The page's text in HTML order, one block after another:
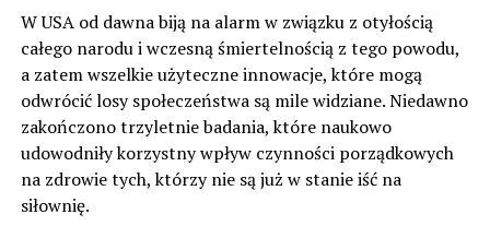
W USA od dawna biją na alarm w związku z otyłością
całego narodu i wczesną śmiertelnością z tego powodu,
a zatem wszelkie użyteczne innowacje, które mogą
odwrócić losy społeczeństwa są mile widziane. Niedawno
zakończono trzyletnie badania, które naukowo
udowodniły korzystny wpływ czynności porządkowych
na zdrowie tych, którzy nie są już w stanie iść na
siłownię.